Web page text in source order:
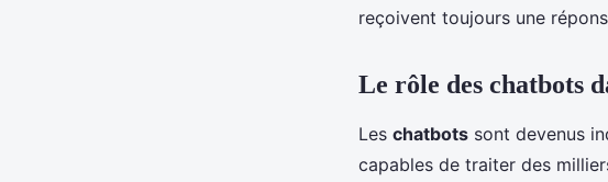
reçoivent toujours une
Le rôle des chatbots
Les chatbots sont devenus
capables de traiter des